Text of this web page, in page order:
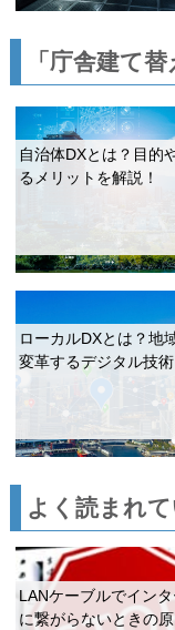
「庁舎建て
自治体DXとは？目的
るメリットを解説！
ローカルDXとは？地
変革するデジタル技術
よく読まれ
LANケーブルでインタ
に繋がらないときの